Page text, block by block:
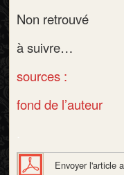
Non retrouvé
à suivre…
sources :
fond de l’auteur
Envoyer l'article